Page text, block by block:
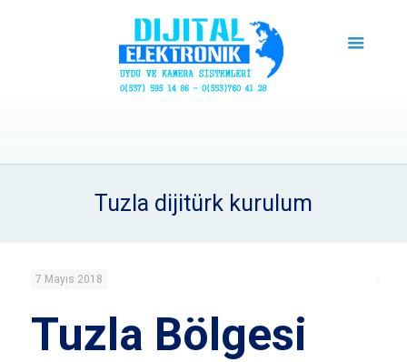
Tuzla dijitürk kurulum
7 Mayıs 2018
Tuzla Bölgesi